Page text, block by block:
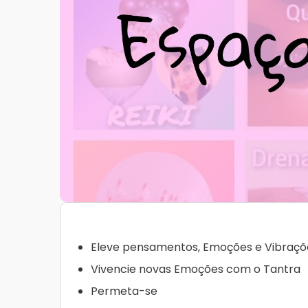
Eleve pensamentos, Emoções e
Vivencie novas Emoções com o Tantra
Permeta-se